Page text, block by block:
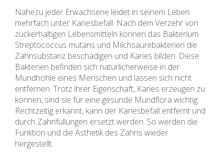
Nahezu jeder Erwachsene leidet in seinem Leben
mehrfach unter Kariesbefall. Nach dem Verzehr von
zuckerhaltigen Lebensmitteln können das Bakterium
Streptococcus mutans und Milchsäurebakterien die
Zahnsubstanz beschädigen und Karies bilden. Diese
Bakterien befinden sich natürlicherweise in der
Mundhöhle eines Menschen und lassen sich nicht
entfernen. Trotz ihrer Eigenschaft, Karies erzeugen zu
können, sind sie für eine gesunde Mundflora wichtig.
Rechtzeitig erkannt, kann der Kariesbefall entfernt und
durch Zahnfüllungen ersetzt werden. So werden die
Funktion und die Ästhetik des Zahns wieder
hergestellt.